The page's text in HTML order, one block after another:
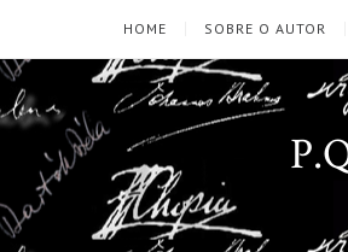
HOME SOBRE O AUTOR